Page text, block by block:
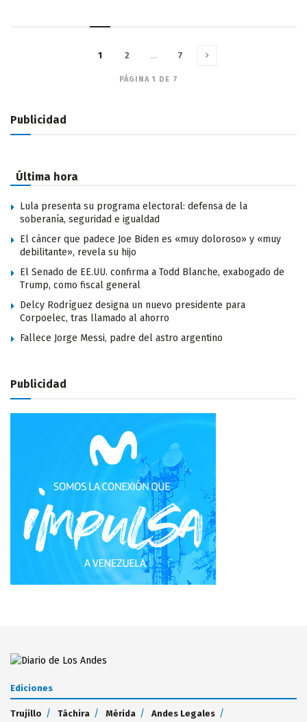
PÁGINA 1 DE 7
1 2 … 7
Publicidad
Última hora
Lula presenta su programa electoral: defensa de la
soberanía, seguridad e igualdad
El cáncer que padece Joe Biden es «muy doloroso» y «muy
debilitante», revela su hijo
El Senado de EE.UU. confirma a Todd Blanche, exabogado de
Trump, como fiscal general
Delcy Rodríguez designa un nuevo presidente para
Corpoelec, tras llamado al ahorro
Fallece Jorge Messi, padre del astro argentino
Publicidad
Ediciones
Trujillo Táchira Mérida Andes Legales